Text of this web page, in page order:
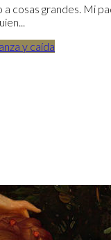
cosas grandes. Mi
y caída